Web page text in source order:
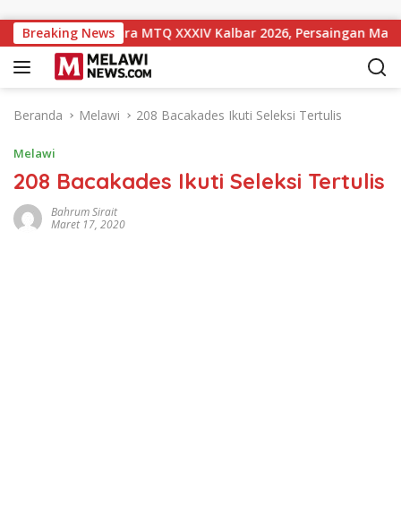
Breaking News
10 Sementara MTQ XXXIV Kalbar 2026, Persaingan Masih
Beranda Melawi 208 Bacakades Ikuti Seleksi Tertulis
Melawi
208 Bacakades Ikuti Seleksi Tertulis
Bahrum Sirait
Maret 17, 2020